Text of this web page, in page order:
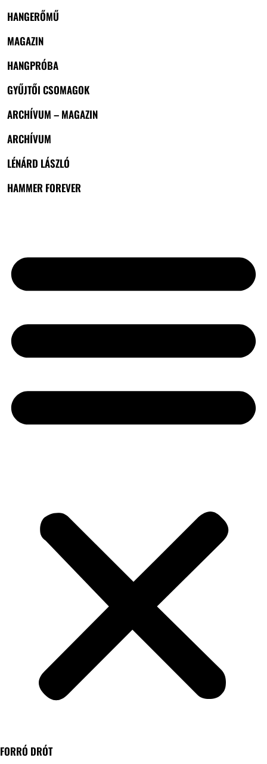
HANGERŐMŰ
MAGAZIN
HANGPRÓBA
GYŰJTŐI CSOMAGOK
ARCHÍVUM – MAGAZIN
ARCHÍVUM
LÉNÁRD LÁSZLÓ
HAMMER FOREVER
FORRÓ DRÓT